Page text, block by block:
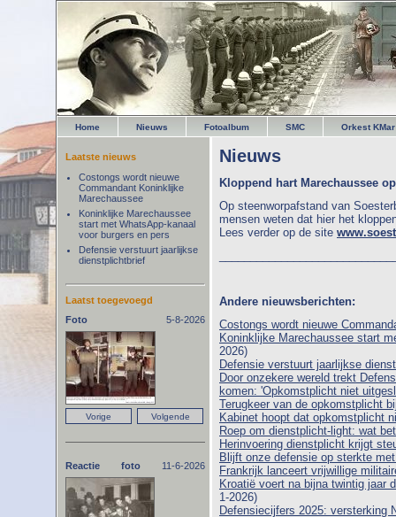
Home Nieuws Fotoalbum SMC Orkest KMar
Nieuws
Kloppend hart Marechaussee
Op steenworpafstand van
mensen weten dat hier het
Lees verder op de site
Andere nieuwsberichten:
Costongs wordt nieuwe
Koninklijke Marechaussee start
2026)
Defensie verstuurt jaarlijkse
Door onzekere wereld trekt
komen: 'Opkomstplicht niet
Terugkeer van de opkomstplicht
Kabinet hoopt dat opkomstplicht
Roep om dienstplicht-light: wat
Herinvoering dienstplicht krijgt
Blijft onze defensie op sterkte
Frankrijk lanceert vrijwillige
Kroatië voert na bijna twintig jaar
1-2026)
Defensiecijfers 2025: versterking
Laatste nieuws
Costongs wordt nieuwe
Commandant Koninklijke
Marechaussee
Koninklijke Marechaussee
start met WhatsApp-kanaal
voor burgers en pers
Defensie verstuurt jaarlijkse
dienstplichtbrief
Laatst toegevoegd
Foto
5-8-2026
Reactie foto 11-6-2026